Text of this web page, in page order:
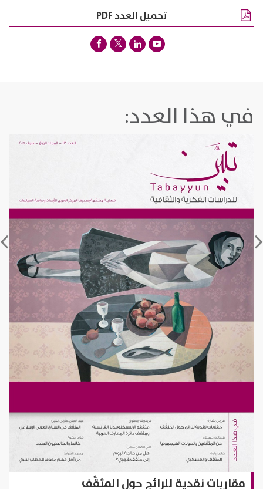
تحميل العدد PDF
في هذا العدد:
مقاربات نقدية للرائج حول المثقَّف